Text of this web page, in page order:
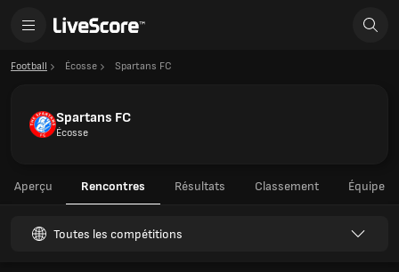
Football Écosse Spartans FC
Spartans FC
Écosse
Aperçu Rencontres Résultats Classement Équipe
Toutes les compétitions